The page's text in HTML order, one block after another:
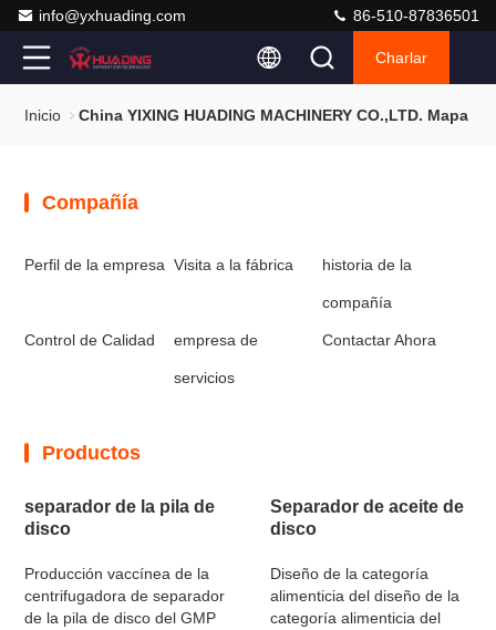
info@yxhuading.com 86-510-87836501
Charlar
Inicio China YIXING HUADING MACHINERY CO.,LTD. Mapa
Compañía
Perfil de la empresa Visita a la fábrica historia de la
compañía
Control de Calidad empresa de
servicios
Contactar Ahora
Productos
separador de la pila de
disco
Producción vaccínea de la
centrifugadora de separador
de la pila de disco del GMP
Separador de aceite de
disco
Diseño de la categoría
alimenticia del diseño de la
categoría alimenticia del